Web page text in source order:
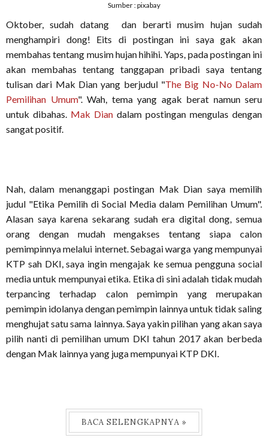
Sumber : pixabay
Oktober, sudah datang dan berarti musim hujan sudah
menghampiri dong! Eits di postingan ini saya gak akan
membahas tentang musim hujan hihihi. Yaps, pada postingan ini
akan membahas tentang tanggapan pribadi saya tentang
tulisan dari Mak Dian yang berjudul "The Big No-No Dalam
Pemilihan Umum". Wah, tema yang agak berat namun seru
untuk dibahas. Mak Dian dalam postingan mengulas dengan
sangat positif.
Nah, dalam menanggapi postingan Mak Dian saya memilih
judul "Etika Pemilih di Social Media dalam Pemilihan Umum".
Alasan saya karena sekarang sudah era digital dong, semua
orang dengan mudah mengakses tentang siapa calon
pemimpinnya melalui internet. Sebagai warga yang mempunyai
KTP sah DKI, saya ingin mengajak ke semua pengguna social
media untuk mempunyai etika. Etika di sini adalah tidak mudah
terpancing terhadap calon pemimpin yang merupakan
pemimpin idolanya dengan pemimpin lainnya untuk tidak saling
menghujat satu sama lainnya. Saya yakin pilihan yang akan saya
pilih nanti di pemilihan umum DKI tahun 2017 akan berbeda
dengan Mak lainnya yang juga mempunyai KTP DKI.
BACA SELENGKAPNYA »